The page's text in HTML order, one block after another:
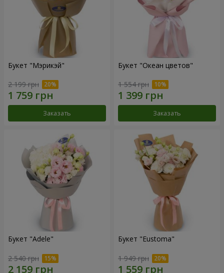
Букет "Мэрикэй"
2 199 грн
Заказать
Букет "Океан цветов"
1 554 грн
Заказать
Букет "Adele"
2 540 грн
Букет "Eustoma"
1 949 грн